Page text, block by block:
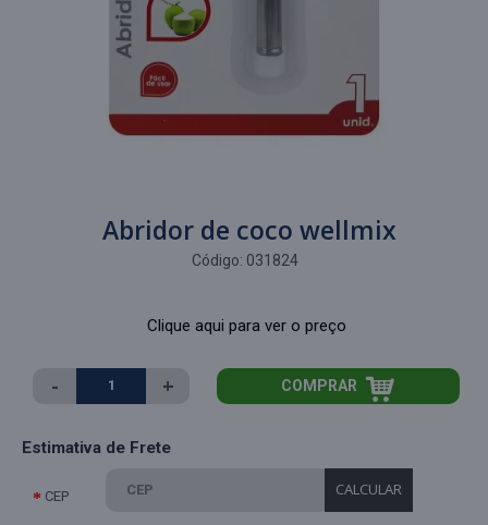
Abridor de coco wellmix
Código: 031824
Clique aqui para ver o preço
- + COMPRAR
Estimativa de Frete
CEP CALCULAR